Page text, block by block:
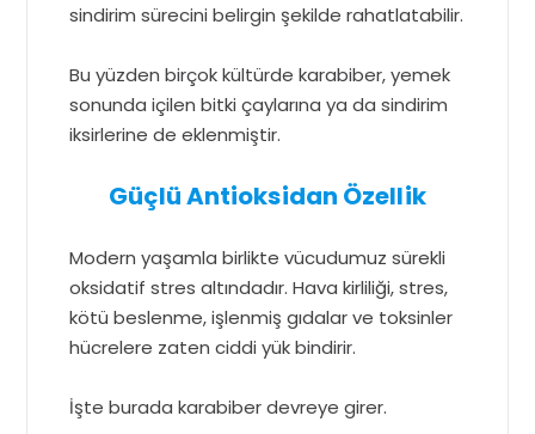
sindirim sürecini belirgin şekilde rahatlatabilir.
Bu yüzden birçok kültürde karabiber, yemek
sonunda içilen bitki çaylarına ya da sindirim
iksirlerine de eklenmiştir.
Güçlü Antioksidan Özellik
Modern yaşamla birlikte vücudumuz sürekli
oksidatif stres altındadır. Hava kirliliği, stres,
kötü beslenme, işlenmiş gıdalar ve toksinler
hücrelere zaten ciddi yük bindirir.
İşte burada karabiber devreye girer.